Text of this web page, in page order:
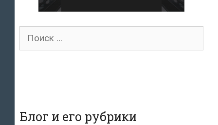
Поиск
Блог и его рубрики